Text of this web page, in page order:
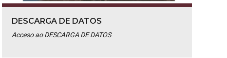
DESCARGA DE DATOS
Acceso ao DESCARGA DE DATOS